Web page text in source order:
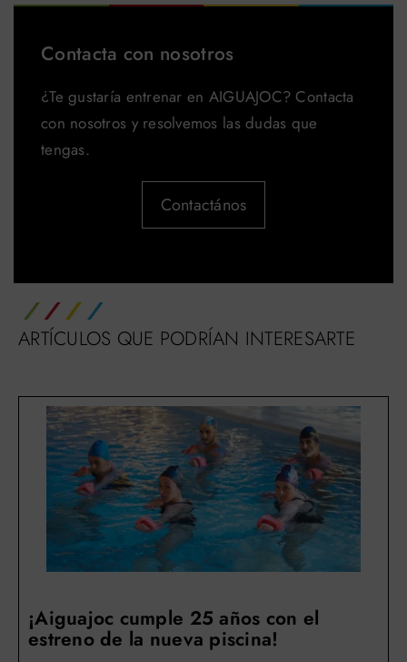
Contacta con nosotros
¿Te gustaría entrenar en AIGUAJOC? Contacta
con nosotros y resolvemos las dudas que
tengas.
Contactános
ARTÍCULOS QUE PODRÍAN INTERESARTE
¡Aiguajoc cumple 25 años con el
estreno de la nueva piscina!